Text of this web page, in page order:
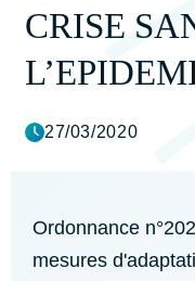
CRISE
27/03/2020
Ordonnance
mesures